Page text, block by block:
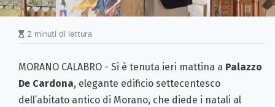
2 minuti di lettura
MORANO CALABRO - Si è tenuta ieri mattina a Palazzo
De Cardona, elegante edificio settecentesco
dell’abitato antico di Morano, che diede i natali al